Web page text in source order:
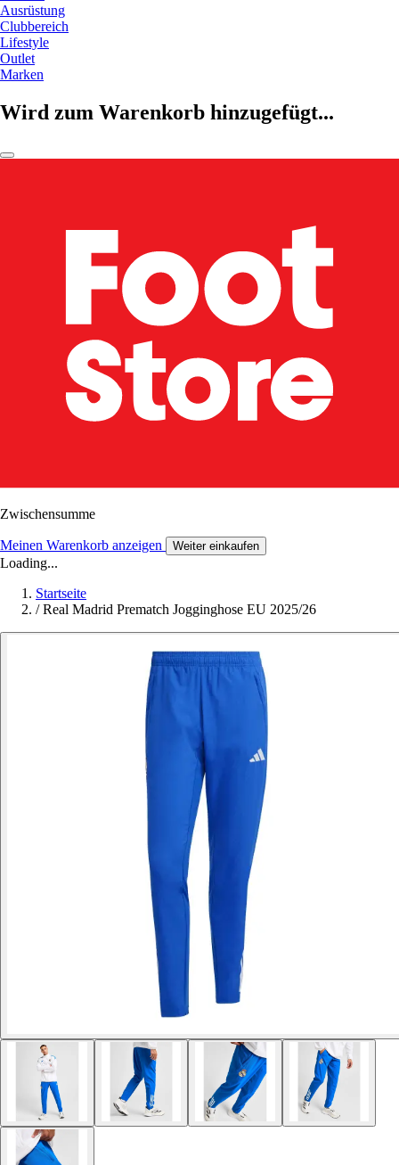
Ausrüstung
Clubbereich
Lifestyle
Outlet
Marken
Wird zum Warenkorb hinzugefügt...
Zwischensumme
Meinen Warenkorb anzeigen Weiter einkaufen
Loading...
Startseite
/ Real Madrid Prematch Jogginghose EU 2025/26